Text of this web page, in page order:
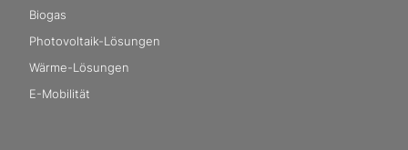
Biogas
Photovoltaik-Lösungen
Wärme-Lösungen
E-Mobilität